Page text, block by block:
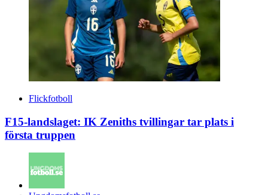
Flickfotboll
F15-landslaget: IK Zeniths tvillingar tar plats i
första truppen